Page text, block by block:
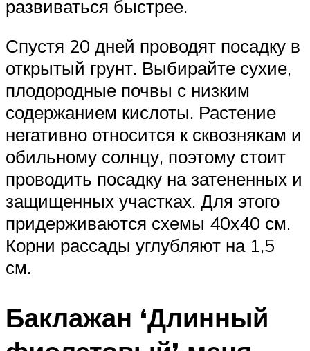
развиваться быстрее.
Спустя 20 дней проводят посадку в
открытый грунт. Выбирайте сухие,
плодородные почвы с низким
содержанием кислоты. Растение
негативно относится к сквознякам и
обильному солнцу, поэтому стоит
проводить посадку на затененных и
защищенных участках. Для этого
придерживаются схемы 40х40 см.
Корни рассады углубляют на 1,5
см.
Баклажан ‘Длинный